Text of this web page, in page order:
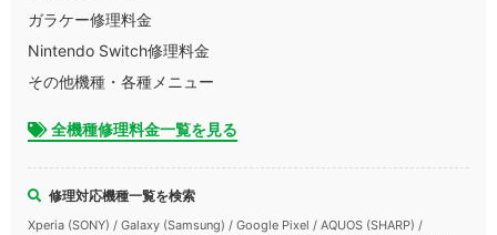
ガラケー修理料金
Nintendo Switch修理料金
その他機種・各種メニュー
全機種修理料金一覧を見る
修理対応機種一覧を検索
Xperia (SONY) / Galaxy (Samsung) / Google Pixel / AQUOS (SHARP) /